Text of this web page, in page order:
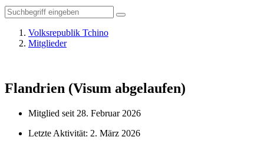
Volksrepublik Tchino
Mitglieder
Flandrien (Visum abgelaufen)
Mitglied seit 28. Februar 2026
Letzte Aktivität: 2. März 2026